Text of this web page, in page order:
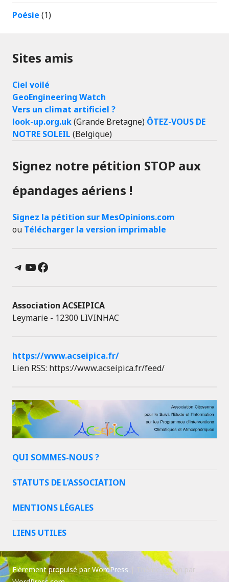
Poésie (1)
Sites amis
Ciel voilé
GeoEngineering Watch
Vers un climat artificiel ?
look-up.org.uk(Grande Bretagne) ÔTEZ-VOUS DE
NOTRE SOLEIL (Belgique)
Signez notre pétition STOP aux
épandages aériens !
Signez la pétition sur MesOpinions.com
ou Télécharger la version imprimable
Telegram
YouTube
Facebook
Association ACSEIPICA
Leymarie - 12300 LIVINHAC
https://www.acseipica.fr/
Lien RSS: https://www.acseipica.fr/feed/
QUI SOMMES-NOUS ?
STATUTS DE L’ASSOCIATION
MENTIONS LÉGALES
LIENS UTILES
Fièrement propulsé par WordPress
Thème Goran par